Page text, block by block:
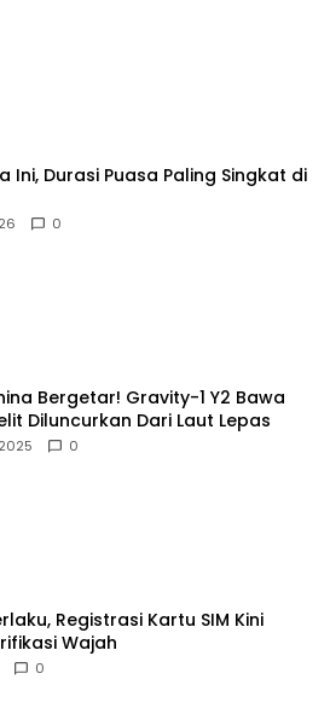
Ini, Durasi Puasa Paling Singkat di
0
Bergetar! Gravity-1 Y2 Bawa
Diluncurkan Dari Laut Lepas
0
Registrasi Kartu SIM Kini
Wajah
0